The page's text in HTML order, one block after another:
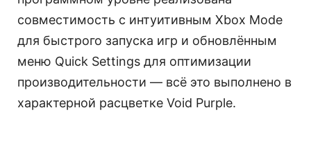
совместимость с интуитивным Xbox Mode
для быстрого запуска игр и обновлённым
меню Quick Settings для оптимизации
производительности — всё это выполнено в
характерной расцветке Void Purple.